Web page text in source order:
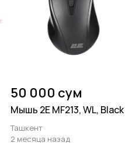
50 000 сум
Мышь 2E MF213, WL, Black
Ташкент
2 месяца назад